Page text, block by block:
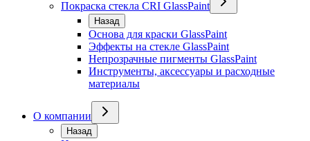
Покраска стекла CRI GlassPaint
Назад
Основа для краски GlassPaint
Эффекты на стекле GlassPaint
Непрозрачные пигменты GlassPaint
Инструменты, аксессуары и расходные
материалы
О компании
Назад